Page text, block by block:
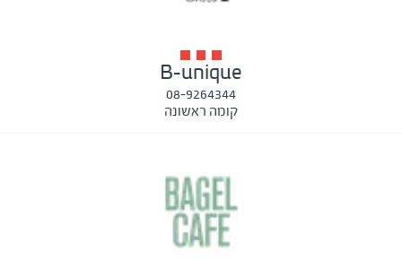
B-unique
08-9264344
קומה ראשונה